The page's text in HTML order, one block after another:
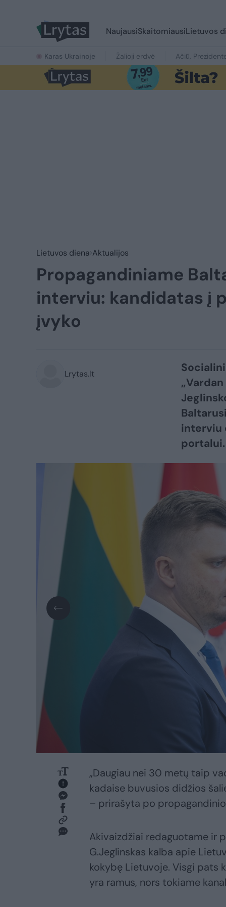
NaujausiSkaitomiausiLietuvos
Karas Ukrainoje Žalioji erdvė Ačiū,
Lietuvos diena Aktualijos
Propagandiniame
interviu: kandidatas į
įvyko
Lrytas.lt
interviu
portalui.
„Daugiau nei 30 metų taip
kadaise buvusios didžios
– prirašyta po
Akivaizdžiai redaguotame ir
G.Jeglinskas kalba apie
kokybę Lietuvoje. Visgi pats
yra ramus, nors tokiame